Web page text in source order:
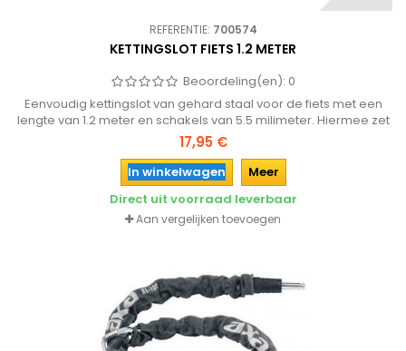
REFERENTIE: 700574
KETTINGSLOT FIETS 1.2 METER
Beoordeling(en): 0
Eenvoudig kettingslot van gehard staal voor de fiets met een
lengte van 1.2 meter en schakels van 5.5 milimeter. Hiermee zet
je eenvoudig je (brom) fiets vast aan bijvoorbeeld een paal of
rek.
17,95 €
In winkelwagen
Meer
Direct uit voorraad leverbaar
Aan vergelijken toevoegen